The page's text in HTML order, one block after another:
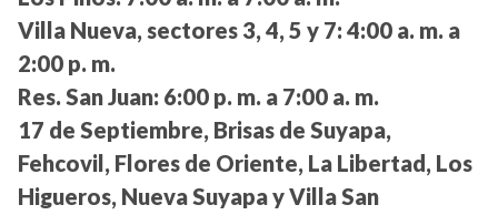
Villa Nueva, sectores 3, 4, 5 y 7: 4:00 a. m. a
2:00 p. m.
Res. San Juan: 6:00 p. m. a 7:00 a. m.
17 de Septiembre, Brisas de Suyapa,
Fehcovil, Flores de Oriente, La Libertad, Los
Higueros, Nueva Suyapa y Villa San